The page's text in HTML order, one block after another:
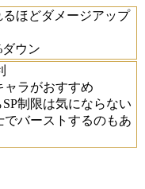
るほどダメージアップ
ダウン
ャラがおすすめ
SP制限は気にならない
でバーストするのもあ